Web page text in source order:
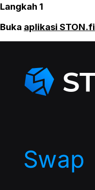
Langkah 1
Buka aplikasi STON.fi